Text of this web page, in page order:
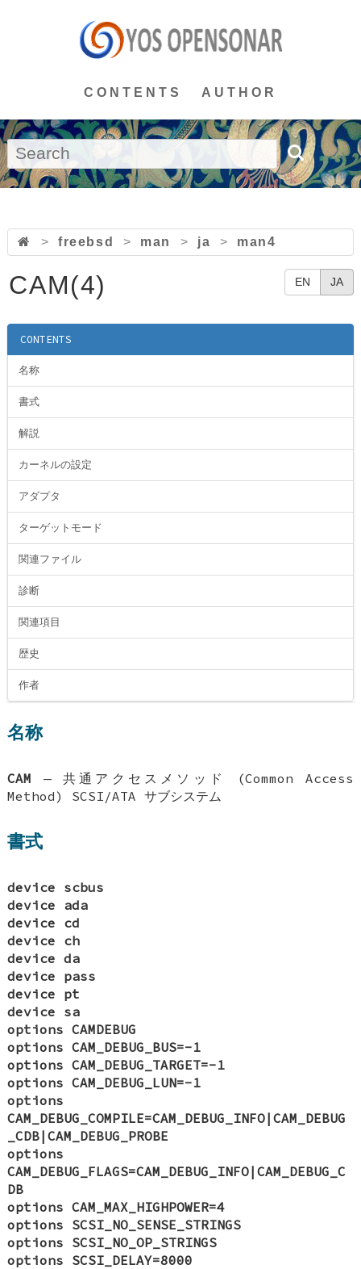
CONTENTS AUTHOR
> freebsd > man > ja > man4
EN JA
CAM(4)
CONTENTS
名称
書式
解説
カーネルの設定
アダプタ
ターゲットモード
関連ファイル
診断
関連項目
歴史
作者
名称
CAM — 共通アクセスメソッド (Common Access
Method) SCSI/ATA サブシステム
書式
device scbus
device ada
device cd
device ch
device da
device pass
device pt
device sa
options CAMDEBUG
options CAM_DEBUG_BUS=-1
options CAM_DEBUG_TARGET=-1
options CAM_DEBUG_LUN=-1
options
CAM_DEBUG_COMPILE=CAM_DEBUG_INFO|CAM_DEBUG
_CDB|CAM_DEBUG_PROBE
options
CAM_DEBUG_FLAGS=CAM_DEBUG_INFO|CAM_DEBUG_C
DB
options CAM_MAX_HIGHPOWER=4
options SCSI_NO_SENSE_STRINGS
options SCSI_NO_OP_STRINGS
options SCSI_DELAY=8000